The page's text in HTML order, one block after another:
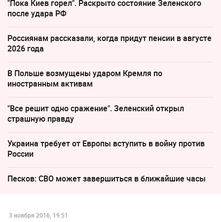
"Пока Киев горел". Раскрыто состояние Зеленского
после удара РФ
Россиянам рассказали, когда придут пенсии в августе
2026 года
В Польше возмущены ударом Кремля по
иностранным активам
"Все решит одно сражение". Зеленский открыл
страшную правду
Украина требует от Европы вступить в войну против
России
Песков: СВО может завершиться в ближайшие часы
3 ноября 2016, 19:51